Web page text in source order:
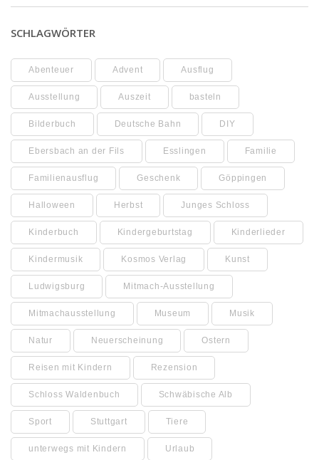
SCHLAGWÖRTER
Abenteuer Advent Ausflug
Ausstellung Auszeit basteln
Bilderbuch Deutsche Bahn DIY
Ebersbach an der Fils Esslingen Familie
Familienausflug Geschenk Göppingen
Halloween Herbst Junges Schloss
Kinderbuch Kindergeburtstag Kinderlieder
Kindermusik Kosmos Verlag Kunst
Ludwigsburg Mitmach-Ausstellung
Mitmachausstellung Museum Musik
Natur Neuerscheinung Ostern
Reisen mit Kindern Rezension
Schloss Waldenbuch Schwäbische Alb
Sport Stuttgart Tiere
unterwegs mit Kindern Urlaub